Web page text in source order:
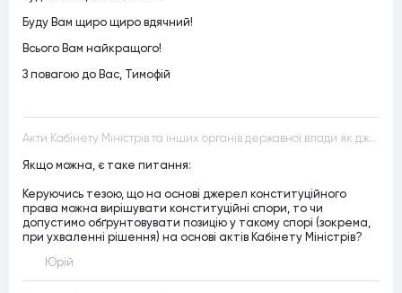
Буду Вам щиро щиро вдячний!
Всього Вам найкращого!
З повагою до Вас, Тимофій
Акти Кабінету Міністрів та інших органів державної влади як джерела конституційного права
Якщо можна, є таке питання:
Керуючись тезою, що на основі джерел конституційного
права можна вирішувати конституційні спори, то чи
допустимо обґрунтовувати позицію у такому спорі (зокрема,
при ухваленні рішення) на основі актів Кабінету Міністрів?
Юрій